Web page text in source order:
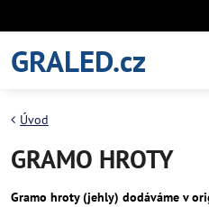
GRALED.cz
Úvod
GRAMO HROTY
Gramo hroty (jehly) dodáváme v